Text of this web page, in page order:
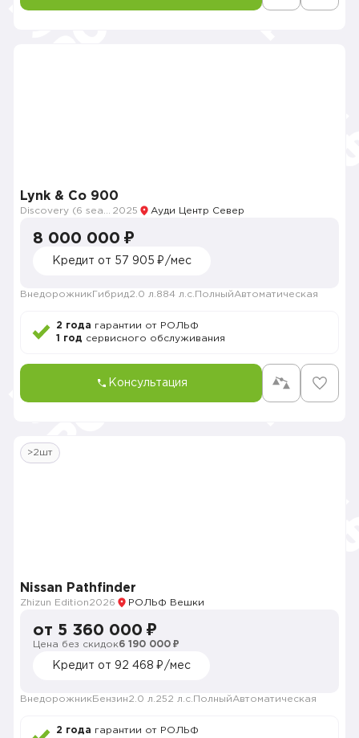
Lynk & Co 900
2025 Ауди Центр Север
8 000 000 ₽
Кредит от 57 905 ₽/мес
Внедорожник Гибрид2.0 л. 884 л.с. ПолныйАвтоматическая
2 года гарантии от РОЛЬФ
1 год сервисного обслуживания
Консультация
>2шт
Nissan Pathfinder
Zhizun Edition2026 РОЛЬФ Вешки
от 5 360 000 ₽
Цена без скидок6 190 000 ₽
Кредит от 92 468 ₽/мес
Внедорожник Бензин2.0 л. 252 л.с. ПолныйАвтоматическая
2 года гарантии от РОЛЬФ